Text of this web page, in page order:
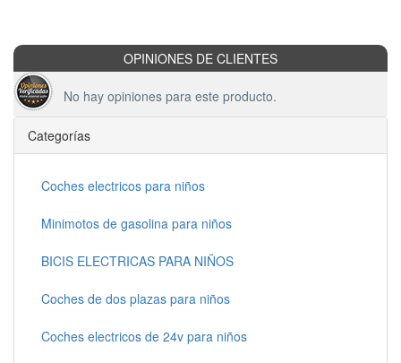
OPINIONES DE CLIENTES
No hay opiniones para este producto.
Categorías
Coches electricos para niños
Minimotos de gasolina para niños
BICIS ELECTRICAS PARA NIÑOS
Coches de dos plazas para niños
Coches electricos de 24v para niños